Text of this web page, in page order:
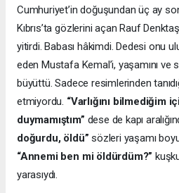
Cumhuriyet’in doğuşundan üç ay
Kıbrıs’ta gözlerini açan Rauf
yitirdi. Babası hâkimdi. Dedesi onu
eden Mustafa Kemal’i, yaşamını ve
büyüttü. Sadece resimlerinden
etmiyordu. “Varlığını bilmediğim
duymamıştım” dese de kapı
doğurdu, öldü” sözleri yaşamı
“Annemi ben mi öldürdüm?”
yarasıydı.